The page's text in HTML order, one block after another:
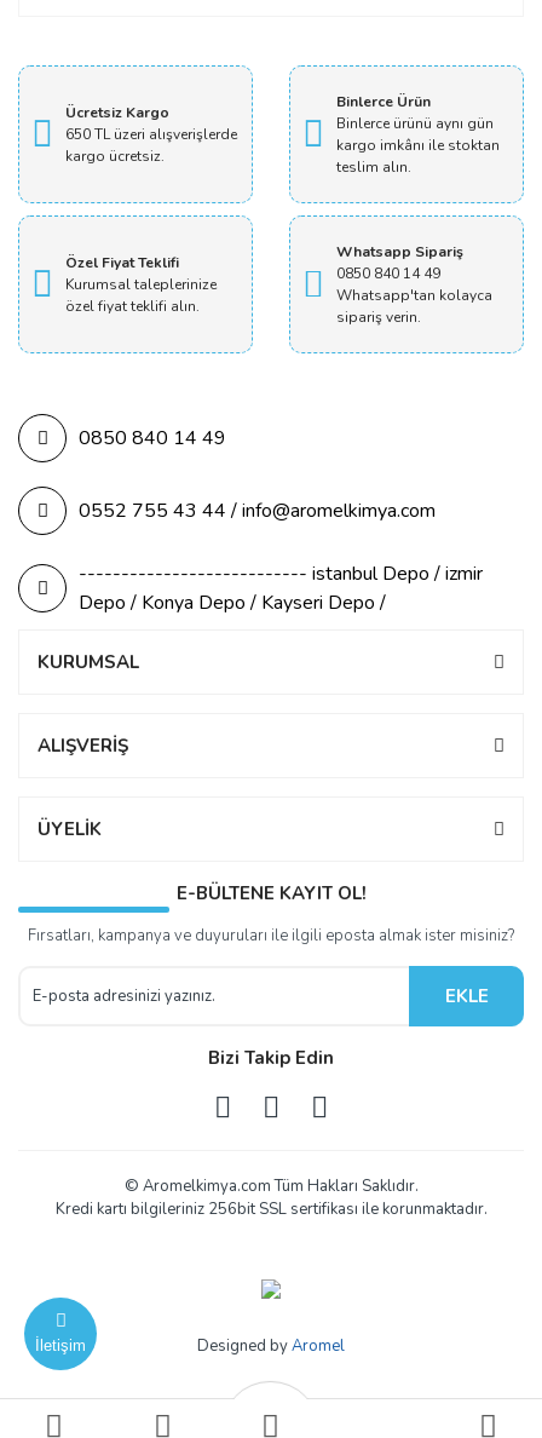
İletişim
Ücretsiz Kargo
650 TL üzeri alışverişlerde
kargo ücretsiz.
Binlerce Ürün
Binlerce ürünü aynı gün
kargo imkânı ile stoktan
teslim alın.
Özel Fiyat Teklifi
Kurumsal taleplerinize
özel fiyat teklifi alın.
Whatsapp Sipariş
0850 840 14 49
Whatsapp'tan kolayca
sipariş verin.
0850 840 14 49
0552 755 43 44 / info@aromelkimya.com
--------------------------- istanbul Depo / izmir
Depo / Konya Depo / Kayseri Depo /
KURUMSAL
ALIŞVERİŞ
ÜYELİK
E-BÜLTENE KAYIT OL!
Fırsatları, kampanya ve duyuruları ile ilgili eposta almak ister misiniz?
EKLE
Bizi Takip Edin
© Aromelkimya.com Tüm Hakları Saklıdır.
Kredi kartı bilgileriniz 256bit SSL sertifikası ile korunmaktadır.
Designed byAromel